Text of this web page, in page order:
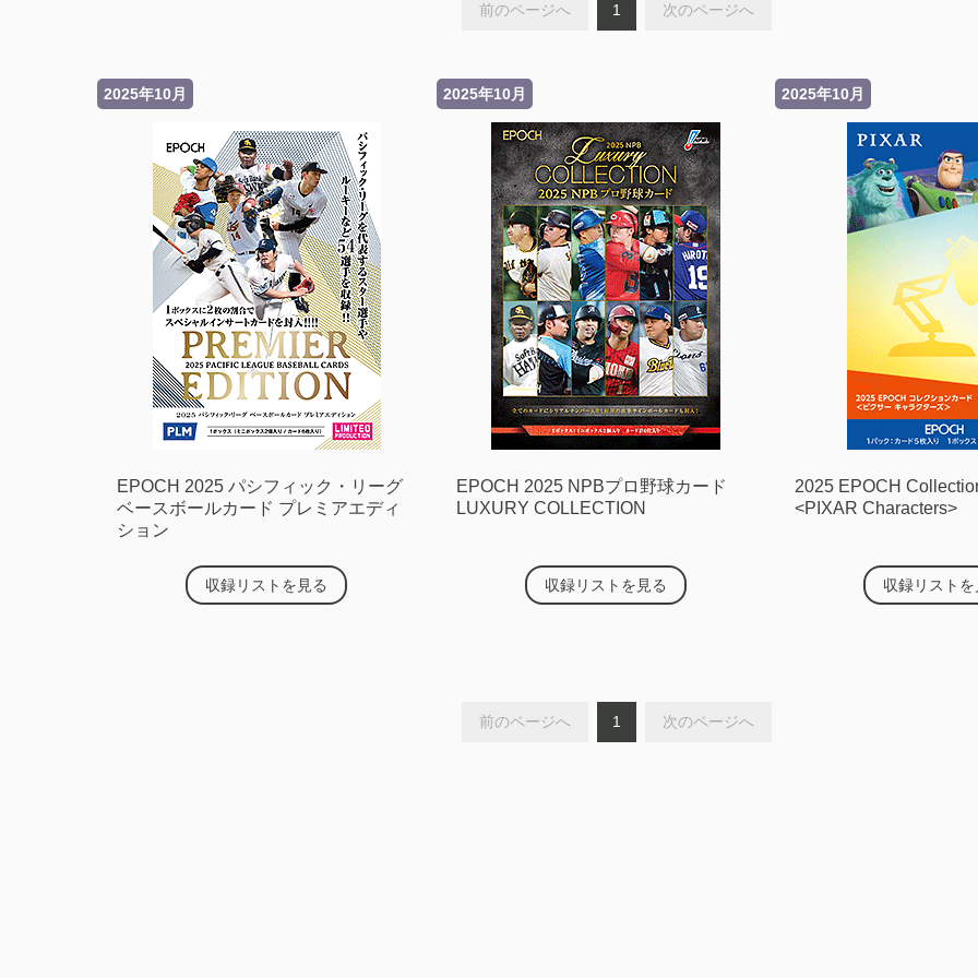
前のページへ 1 次のページへ
2025年10月
EPOCH 2025 パシフィック・リーグ
ベースボールカード プレミアエディ
ション
収録リストを見る
2025年10月
EPOCH 2025 NPBプロ野球カード
LUXURY COLLECTION
収録リストを見る
2025年10月
2025 EPOCH
<PIXAR Characters>
収録リスト
前のページへ 1 次のページへ